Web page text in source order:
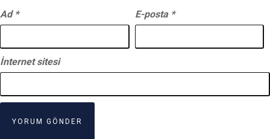
Ad * E-posta *
İnternet sitesi